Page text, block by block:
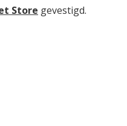
Store gevestigd.